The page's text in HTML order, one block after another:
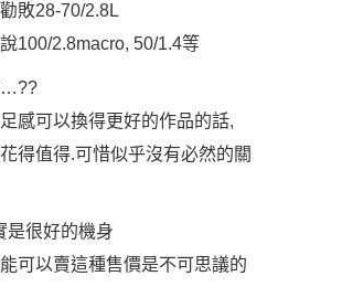
敗28-70/2.8L
100/2.8macro, 50/1.4等
…??
感可以換得更好的作品的話,
得值得.可惜似乎沒有必然的關
是很好的機身
可以賣這種售價是不可思議的